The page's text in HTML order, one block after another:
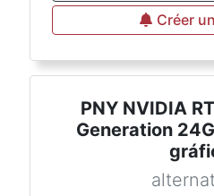
Créer
PNY NVIDIA
Generation